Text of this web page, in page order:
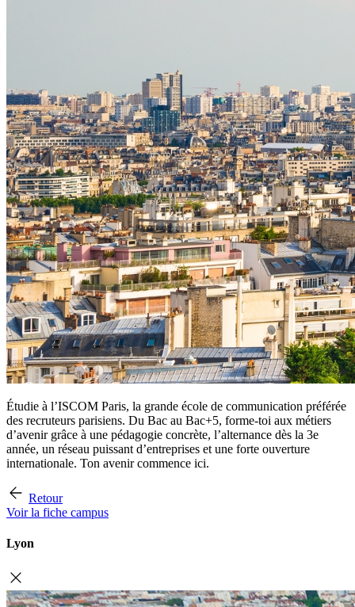
Étudie à l’ISCOM Paris, la grande école de communication préférée
des recruteurs parisiens. Du Bac au Bac+5, forme-toi aux métiers
d’avenir grâce à une pédagogie concrète, l’alternance dès la 3e
année, un réseau puissant d’entreprises et une forte ouverture
internationale. Ton avenir commence ici.
Retour
Voir la fiche campus
Lyon